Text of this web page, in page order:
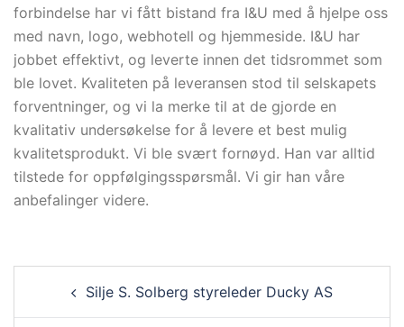
forbindelse har vi fått bistand fra I&U med å hjelpe oss
med navn, logo, webhotell og hjemmeside. I&U har
jobbet effektivt, og leverte innen det tidsrommet som
ble lovet. Kvaliteten på leveransen stod til selskapets
forventninger, og vi la merke til at de gjorde en
kvalitativ undersøkelse for å levere et best mulig
kvalitetsprodukt. Vi ble svært fornøyd. Han var alltid
tilstede for oppfølgingsspørsmål. Vi gir han våre
anbefalinger videre.
navigation
Silje S. Solberg styreleder Ducky AS